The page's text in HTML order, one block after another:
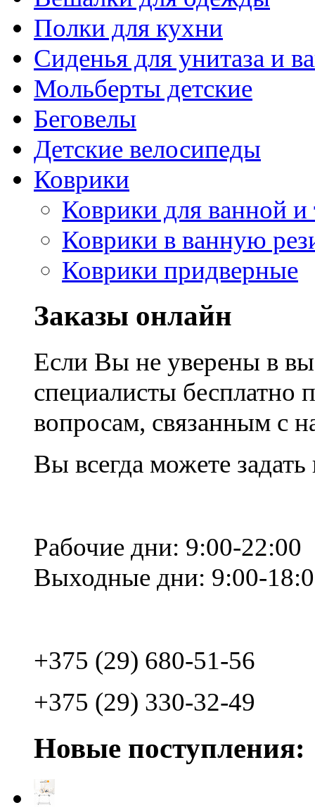
Полки для кухни
Сиденья для унитаза и
Мольберты детские
Беговелы
Детские велосипеды
Коврики
Коврики для ванной и
Коврики в ванную
Коврики придверные
Заказы онлайн
Если Вы не уверены в
специалисты
вопросам, связанным с
Вы всегда можете
Рабочие дни: 9:00-22:00
Выходные дни: 9:00-
+375 (29) 680-51-56
+375 (29) 330-32-49
Новые поступления: